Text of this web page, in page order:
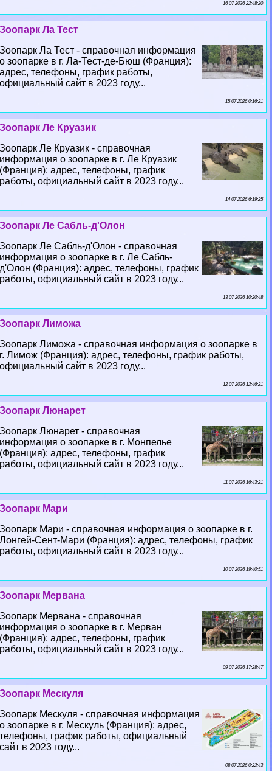
16 07 2026 22:48:20
Зоопарк Ла Тест
Зоопарк Ла Тест - справочная информация
о зоопарке в г. Ла-Тест-де-Бюш (Франция):
адрес, телефоны, график работы,
официальный сайт в 2023 году...
15 07 2026 0:16:21
Зоопарк Ле Круазик
Зоопарк Ле Круазик - справочная
информация о зоопарке в г. Ле Круазик
(Франция): адрес, телефоны, график
работы, официальный сайт в 2023 году...
14 07 2026 6:19:25
Зоопарк Ле Сабль-д'Олон
Зоопарк Ле Сабль-д'Олон - справочная
информация о зоопарке в г. Ле Сабль-
д'Олон (Франция): адрес, телефоны, график
работы, официальный сайт в 2023 году...
13 07 2026 10:20:48
Зоопарк Лиможа
Зоопарк Лиможа - справочная информация о зоопарке в
г. Лимож (Франция): адрес, телефоны, график работы,
официальный сайт в 2023 году...
12 07 2026 12:46:21
Зоопарк Люнарет
Зоопарк Люнарет - справочная
информация о зоопарке в г. Монпелье
(Франция): адрес, телефоны, график
работы, официальный сайт в 2023 году...
11 07 2026 16:43:21
Зоопарк Мари
Зоопарк Мари - справочная информация о зоопарке в г.
Лонгeй-Сент-Мари (Франция): адрес, телефоны, график
работы, официальный сайт в 2023 году...
10 07 2026 19:40:51
Зоопарк Мервана
Зоопарк Мервана - справочная
информация о зоопарке в г. Мерван
(Франция): адрес, телефоны, график
работы, официальный сайт в 2023 году...
09 07 2026 17:28:47
Зоопарк Мескуля
Зоопарк Мескуля - справочная информация
о зоопарке в г. Мескуль (Франция): адрес,
телефоны, график работы, официальный
сайт в 2023 году...
08 07 2026 0:22:43